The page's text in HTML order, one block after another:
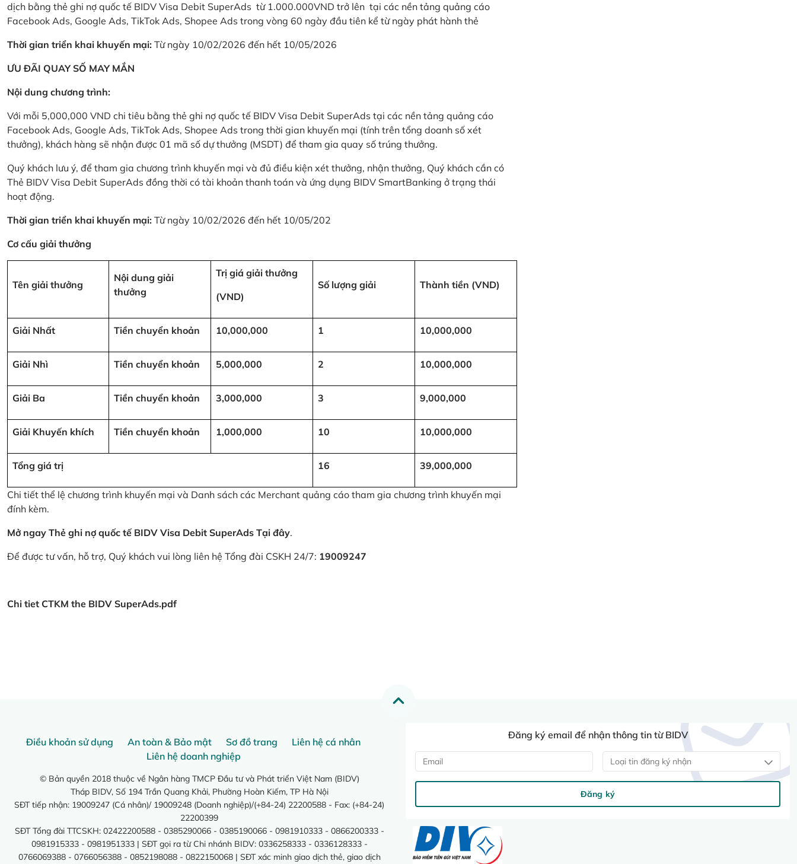
dịch bằng thẻ ghi nợ quốc tế BIDV Visa Debit SuperAds từ 1.000.000VND trở lên tại các nền tảng quảng cáo
Facebook Ads, Google Ads, TikTok Ads, Shopee Ads trong vòng 60 ngày đầu tiên kể từ ngày phát hành thẻ
Thời gian triển khai khuyến mại: Từ ngày 10/02/2026 đến hết 10/05/2026
ƯU ĐÃI QUAY SỐ MAY MẮN
Nội dung chương trình:
Với mỗi 5,000,000 VND chi tiêu bằng thẻ ghi nợ quốc tế BIDV Visa Debit SuperAds tại các nền tảng quảng cáo
Facebook Ads, Google Ads, TikTok Ads, Shopee Ads trong thời gian khuyến mại (tính trên tổng doanh số xét
thưởng), khách hàng sẽ nhận được 01 mã số dự thưởng (MSDT) để tham gia quay số trúng thưởng.
Quý khách lưu ý, để tham gia chương trình khuyến mại và đủ điều kiện xét thưởng, nhận thưởng, Quý khách cần có
Thẻ BIDV Visa Debit SuperAds đồng thời có tài khoản thanh toán và ứng dụng BIDV SmartBanking ở trạng thái
hoạt động.
Thời gian triển khai khuyến mại: Từ ngày 10/02/2026 đến hết 10/05/202
Cơ cấu giải thưởng
Tên giải thưởng
Nội dung giải
thưởng
Trị giá giải thưởng
(VND)
Số lượng giải Thành tiền (VND)
Giải Nhất Tiền chuyển khoản 10,000,000 1 10,000,000
Giải Nhì Tiền chuyển khoản 5,000,000 2 10,000,000
Giải Ba Tiền chuyển khoản 3,000,000 3 9,000,000
Giải Khuyến khích Tiền chuyển khoản 1,000,000 10 10,000,000
Tổng giá trị 16 39,000,000
Chi tiết thể lệ chương trình khuyến mại và Danh sách các Merchant quảng cáo tham gia chương trình khuyến mại
đính kèm.
Mở ngay Thẻ ghi nợ quốc tế BIDV Visa Debit SuperAds Tại đây.
Để được tư vấn, hỗ trợ, Quý khách vui lòng liên hệ Tổng đài CSKH 24/7: 19009247
Chi tiet CTKM the BIDV SuperAds.pdf
Điều khoản sử dụng An toàn & Bảo mật Sơ đồ trang
Liên hệ cá nhân
Liên hệ doanh nghiệp
© Bản quyền 2018 thuộc về Ngân hàng TMCP Đầu tư và Phát triển Việt Nam (BIDV)
Tháp BIDV, Số 194 Trần Quang Khải, Phường Hoàn Kiếm, TP Hà Nội
SĐT tiếp nhận: 19009247 (Cá nhân)/ 19009248 (Doanh nghiệp)/(+84-24) 22200588 - Fax: (+84-24)
22200399
SĐT Tổng đài TTCSKH: 02422200588 - 0385290066 - 0385190066 - 0981910333 - 0866200333 -
0981915333 - 0981951333 | SĐT gọi ra từ Chi nhánh BIDV: 0336258333 - 0336128333 -
0766069388 - 0766056388 - 0852198088 - 0822150068 | SĐT xác minh giao dịch thẻ, giao dịch
Đăng ký email để nhận thông tin từ BIDV
Loại tin đăng ký nhận
Đăng ký